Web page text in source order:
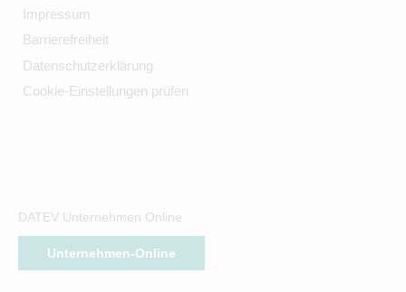
Impressum
Barrierefreiheit
Datenschutzerklärung
Cookie-Einstellungen prüfen
DATEV Unternehmen Online
Unternehmen-Online